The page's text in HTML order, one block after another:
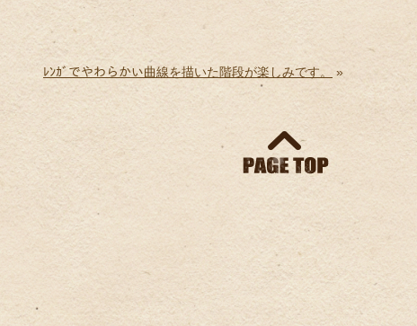
ﾚﾝｶﾞでやわらかい曲線を描いた階段が楽しみです。 »